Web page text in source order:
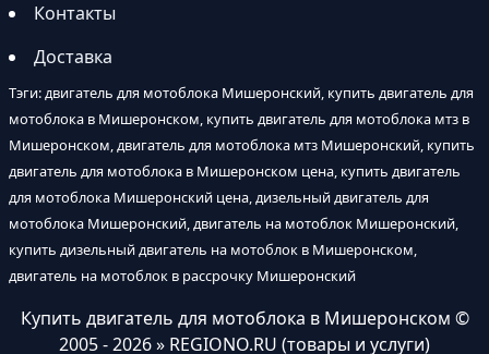
Контакты
Доставка
Тэги: двигатель для мотоблока Мишеронский, купить двигатель для
мотоблока в Мишеронском, купить двигатель для мотоблока мтз в
Мишеронском, двигатель для мотоблока мтз Мишеронский, купить
двигатель для мотоблока в Мишеронском цена, купить двигатель
для мотоблока Мишеронский цена, дизельный двигатель для
мотоблока Мишеронский, двигатель на мотоблок Мишеронский,
купить дизельный двигатель на мотоблок в Мишеронском,
двигатель на мотоблок в рассрочку Мишеронский
Купить двигатель для мотоблока в Мишеронском ©
2005 - 2026 » REGIONO.RU (товары и услуги)